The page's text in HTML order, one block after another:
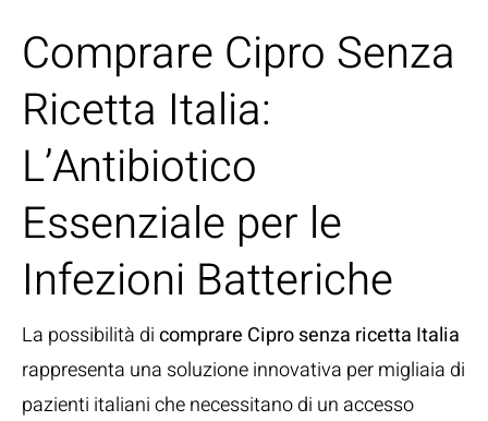
Comprare Cipro Senza
Ricetta Italia:
L’Antibiotico
Essenziale per le
Infezioni Batteriche
La possibilità dicomprare Cipro senza ricetta Italia
rappresenta una soluzione innovativa per migliaia di
pazienti italiani che necessitano di un accesso